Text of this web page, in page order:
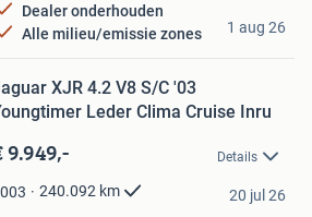
Dealer onderhouden
Alle milieu/emissie zones
1 aug 26
XJR 4.2 V8 S/C '03
Leder Clima Cruise Inru
9.949,- Details
240.092 km 20 jul 26